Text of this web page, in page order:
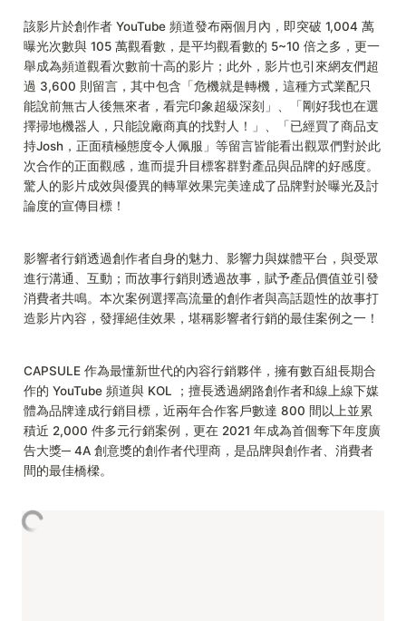
該影片於創作者 YouTube 頻道發布兩個月內，即突破 1,004 萬
曝光次數與 105 萬觀看數，是平均觀看數的 5~10 倍之多，更一
舉成為頻道觀看次數前十高的影片；此外，影片也引來網友們超
過 3,600 則留言，其中包含「危機就是轉機，這種方式業配只
能說前無古人後無來者，看完印象超級深刻」、「剛好我也在選
擇掃地機器人，只能說廠商真的找對人！」、「已經買了商品支
持Josh，正面積極態度令人佩服」等留言皆能看出觀眾們對於此
次合作的正面觀感，進而提升目標客群對產品與品牌的好感度。
驚人的影片成效與優異的轉單效果完美達成了品牌對於曝光及討
論度的宣傳目標！
影響者行銷透過創作者自身的魅力、影響力與媒體平台，與受眾
進行溝通、互動；而故事行銷則透過故事，賦予產品價值並引發
消費者共鳴。本次案例選擇高流量的創作者與高話題性的故事打
造影片內容，發揮絕佳效果，堪稱影響者行銷的最佳案例之一！
CAPSULE 作為最懂新世代的內容行銷夥伴，擁有數百組長期合
作的 YouTube 頻道與 KOL ；擅長透過網路創作者和線上線下媒
體為品牌達成行銷目標，近兩年合作客戶數達 800 間以上並累
積近 2,000 件多元行銷案例，更在 2021 年成為首個奪下年度廣
告大獎─ 4A 創意獎的創作者代理商，是品牌與創作者、消費者
間的最佳橋樑。